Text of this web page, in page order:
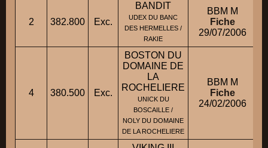
2 382.800 Exc.
BANDIT
UDEX DU BANC
DES HERMELLES /
RAKIE
BBM M
Fiche
29/07/2006
4 380.500 Exc.
BOSTON DU
DOMAINE DE
LA
ROCHELIERE
UNICK DU
BOSCAILLE /
NOLY DU DOMAINE
DE LA ROCHELIERE
BBM M
Fiche
24/02/2006